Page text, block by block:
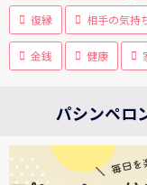
復縁 相手の気持
金銭 健康
パシンペロ